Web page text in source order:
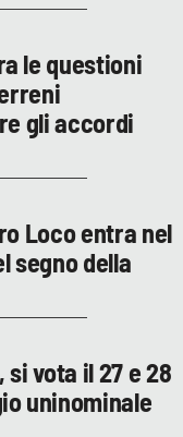
le questioni
gli accordi
Loco entra nel
segno della
si vota il 27 e 28
uninominale